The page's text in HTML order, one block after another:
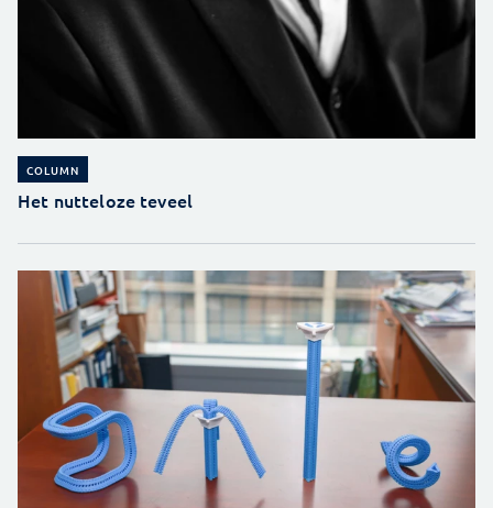
COLUMN
Het nutteloze teveel